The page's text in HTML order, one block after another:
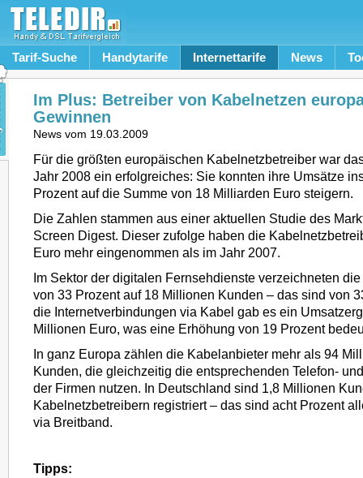
Tarif-Suche Handytarife Internettarife News
Im Plus: Betreiber von Kabelnetzen
Gewinnen
News vom 19.03.2009
Für die größten europäischen Kabelnetzbetreiber war
Jahr 2008 ein erfolgreiches: Sie konnten ihre Umsätze
Prozent auf die Summe von 18 Milliarden Euro steigern.
Die Zahlen stammen aus einer aktuellen Studie des
Screen Digest. Dieser zufolge haben die
Euro mehr eingenommen als im Jahr 2007.
Im Sektor der digitalen Fernsehdienste verzeichneten
von 33 Prozent auf 18 Millionen Kunden – das sind von
die Internetverbindungen via Kabel gab es ein
Millionen Euro, was eine Erhöhung von 19 Prozent
In ganz Europa zählen die Kabelanbieter mehr als 94
Kunden, die gleichzeitig die entsprechenden Telefon-
der Firmen nutzen. In Deutschland sind 1,8 Millionen
Kabelnetzbetreibern registriert – das sind acht Prozent
via Breitband.
Tipps: